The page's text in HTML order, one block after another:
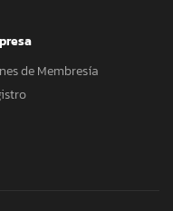
de Membresía